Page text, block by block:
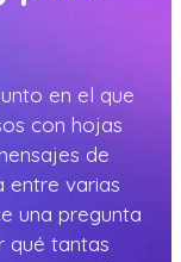
en el que
con hojas
de
entre varias
una pregunta
qué tantas